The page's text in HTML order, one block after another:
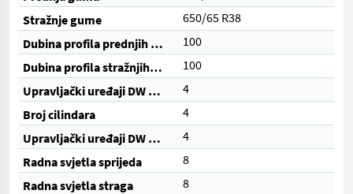
Stražnje gume
650/65 R38
Dubina profila prednjih guma (%)
100
Dubina profila stražnjih guma (%)
100
Upravljački uređaji DW (ukupno)
4
Broj cilindara
4
Upravljački uređaji DW (električni)
4
Radna svjetla sprijeda
8
Radna svjetla straga
8